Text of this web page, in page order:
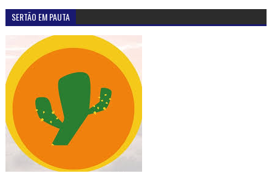
SERTÃO EM PAUTA